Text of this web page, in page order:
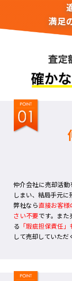
満足
仲介会社に売却活
しまい、結局手元に
弊社なら直接お客
さい不要です。ま
る 「瑕疵担保責任
して売却していただ